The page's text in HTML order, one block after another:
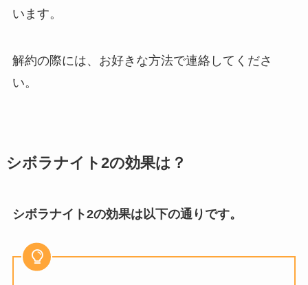
います。
解約の際には、お好きな方法で連絡してくださ
い。
シボラナイト2の効果は？
シボラナイト2の効果は以下の通りです。